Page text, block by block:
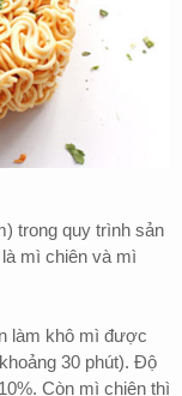
trong quy trình sản
mì chiên và mì
làm khô mì được
30 phút). Độ
Còn mì chiên thì